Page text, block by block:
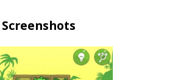
Screenshots